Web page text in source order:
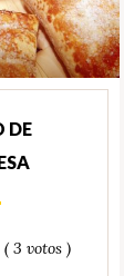
DE
( 3 votos )